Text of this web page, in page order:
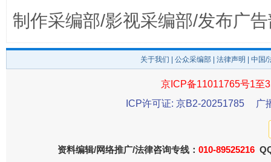
东山县通报“牛蛙产品抗生素超标问题” 法
制作采编部/影视采编部/发布广
关于我们 公众采编部 法律声明 | 中国
京ICP备11011765号1至
ICP许可证: 京B2-20251785
广
资料编辑/网络推广/法律咨询专线： 010-89525216